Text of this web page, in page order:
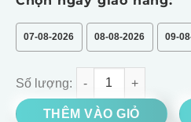
07-08-2026 08-08-2026 09-
Bó hoa hồng vàng số lượng
THÊM VÀO GIỎ